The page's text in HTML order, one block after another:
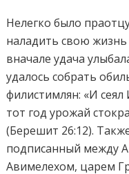
Нелегко было
наладить свою
вначале удача
удалось собрать
филистимлян: «И
тот год урожай
(Берешит 26:12).
подписанный между
Авимелехом, царем